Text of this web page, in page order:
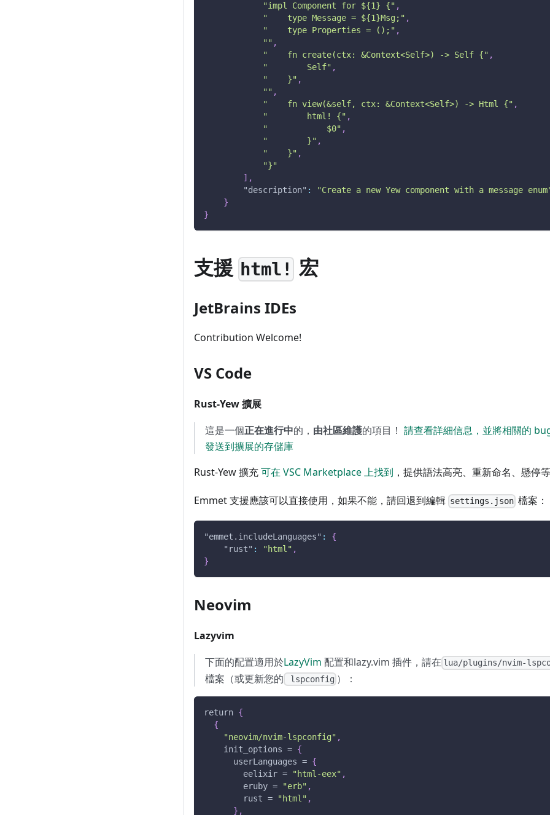
"impl Component for ${1} {" ,
"    type Message = ${1}Msg;" ,
"    type Properties = ();" ,
"" ,
"    fn create(ctx: &Context<Self>) -> Self {" ,
"        Self" ,
"    }" ,
"" ,
"    fn view(&self, ctx: &Context<Self>) -> Html {" ,
"        html! {" ,
"            $0" ,
"        }" ,
"    }" ,
"}"
] ,
"description" :
"Create a new Yew component with a message
}
}
支援 html! 宏
JetBrains IDEs
Contribution Welcome!
VS Code
Rust-Yew 擴展
這是一個正在進行中的， 由社區維護的項目！ 請查看詳細信息，並將相關的
發送到擴展的存儲庫
Rust-Yew 擴充可在 VSC Marketplace 上找到 ，提供語法高亮、重新命名、懸停
Emmet 支援應該可以直接使用，如果不能，請回退到編輯 settings.json 檔案：
"emmet.includeLanguages" :
{
"rust" : "html" ,
}
Neovim
Lazyvim
下面的配置適用於LazyVim 配置和lazy.vim 插件，請在 lua/plugins/nvim-
檔案（或更新您的 lspconfig ）：
return {
{
"neovim/nvim-lspconfig" ,
    init_options =
{
      userLanguages =
{
        eelixir =
"html-eex" ,
        eruby =
"erb" ,
        rust =
"html" ,
} ,